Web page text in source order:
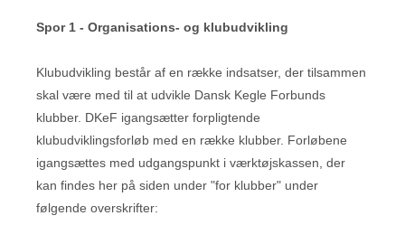
Spor 1 - Organisations- og klubudvikling
Klubudvikling består af en række indsatser, der tilsammen
skal være med til at udvikle Dansk Kegle Forbunds
klubber. DKeF igangsætter forpligtende
klubudviklingsforløb med en række klubber. Forløbene
igangsættes med udgangspunkt i værktøjskassen, der
kan findes her på siden under "for klubber" under
følgende overskrifter: